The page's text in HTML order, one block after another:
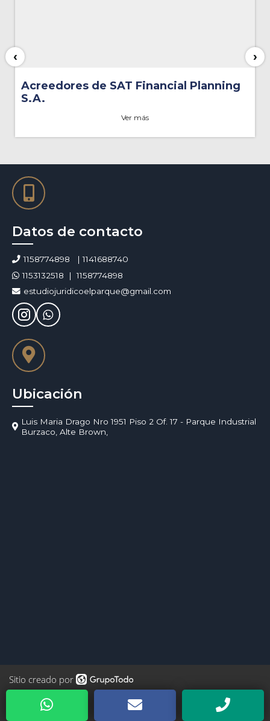
Acreedores de SAT Financial Planning
S.A.
Ver más
‹ ›
Datos de contacto
1158774898
1141688740
1153132518
1158774898
estudiojuridicoelparque@gmail.com
Ubicación
Luis Maria Drago Nro 1951 Piso 2 Of. 17 - Parque Industrial
Burzaco, Alte Brown,
Sitio creado por